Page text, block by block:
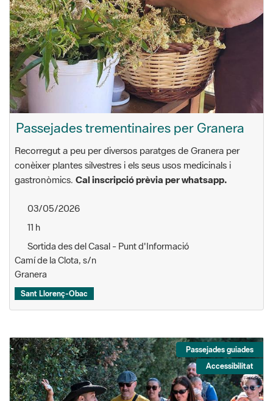
Passejades trementinaires per Granera
Recorregut a peu per diversos paratges de Granera per
conèixer plantes silvestres i els seus usos medicinals i
gastronòmics. Cal inscripció prèvia per whatsapp.
03/05/2026
11 h
Sortida des del Casal - Punt d'Informació
Camí de la Clota, s/n
Granera
Sant Llorenç-Obac
Passejades guiades
Accessibilitat